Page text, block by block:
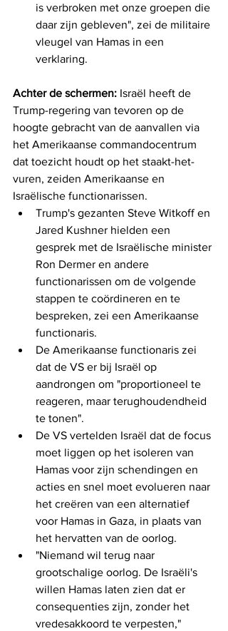
is verbroken met onze groepen die
daar zijn gebleven", zei de militaire
vleugel van Hamas in een
verklaring.
Achter de schermen: Israël heeft de
Trump-regering van tevoren op de
hoogte gebracht van de aanvallen via
het Amerikaanse commandocentrum
dat toezicht houdt op het staakt-het-
vuren, zeiden Amerikaanse en
Israëlische functionarissen.
Trump's gezanten Steve Witkoff en
Jared Kushner hielden een
gesprek met de Israëlische minister
Ron Dermer en andere
functionarissen om de volgende
stappen te coördineren en te
bespreken, zei een Amerikaanse
functionaris.
De Amerikaanse functionaris zei
dat de VS er bij Israël op
aandrongen om "proportioneel te
reageren, maar terughoudendheid
te tonen".
De VS vertelden Israël dat de focus
moet liggen op het isoleren van
Hamas voor zijn schendingen en
acties en snel moet evolueren naar
het creëren van een alternatief
voor Hamas in Gaza, in plaats van
het hervatten van de oorlog.
"Niemand wil terug naar
grootschalige oorlog. De Israëli's
willen Hamas laten zien dat er
consequenties zijn, zonder het
vredesakkoord te verpesten,"